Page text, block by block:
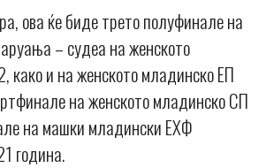
ова ќе биде трето полуфинале на
– судеа на женското
како и на женското младинско ЕП
на женското младинско СП
на машки младински ЕХФ
година.